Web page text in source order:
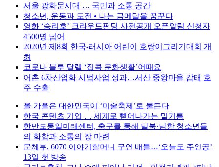
서울 광화문시대 … 국민과 소통 공간
청소년, 운동과 도전 • 나는 금메달을 꿈꾼다
영화 ‘승리호’ 크라우드펀딩 사전공개 오픈알림 신청자
4500명 넘어
2020년 제8회 한국-러시아 어린이 호랑이그리기대회 개
최
코로나 블루 달랠 ‘집콕 문화생활’어때요
어촌 6차산업화 시범사업 성과…서산 중왕마을 감태 호
주 수출
올 가을은 대한민국이 ‘미술축제’로 물든다
한국 콘텐츠 기업 … 세계로 뻗어나가는 밑거름
한반도통일미래센터, 축구를 통해 탈북·남한 청소년들
의 화합과 소통의 장 마련
문체부, 6070 이야기할머니 구연 배틀…‘오늘도 주인공’
13일 첫 방송